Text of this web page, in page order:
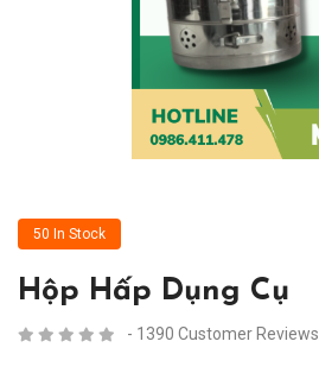
50 In Stock
Hộp Hấp Dụng Cụ
- 1390 Customer Reviews